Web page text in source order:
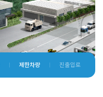
제한차량 진출입로